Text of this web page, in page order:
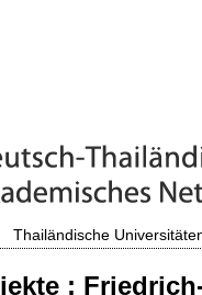
Thailändische
: